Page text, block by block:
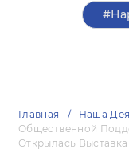
Главная Наша
Общественной
Открылась